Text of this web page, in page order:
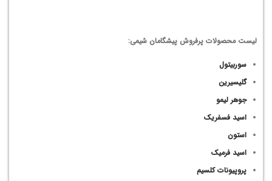
لیست محصولات پرفروش پیشگامان شیمی:
سوربیتول
گلیسیرین
جوهر لیمو
اسید فسفریک
استون
اسید فرمیک
پروپیونات کلسیم